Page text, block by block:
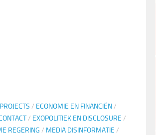
/ ECONOMIE EN FINANCIËN/
/ EXOPOLITIEK EN DISCLOSURE /
REGERING / MEDIA DISINFORMATIE /